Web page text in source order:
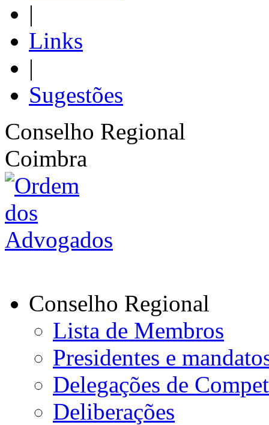
|
Links
|
Sugestões
Conselho Regional
Coimbra
Conselho Regional
Lista de Membros
Presidentes e
Delegações de
Deliberações